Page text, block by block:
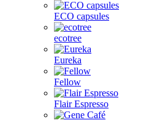
ECO capsules
ecotree
Eureka
Fellow
Flair Espresso